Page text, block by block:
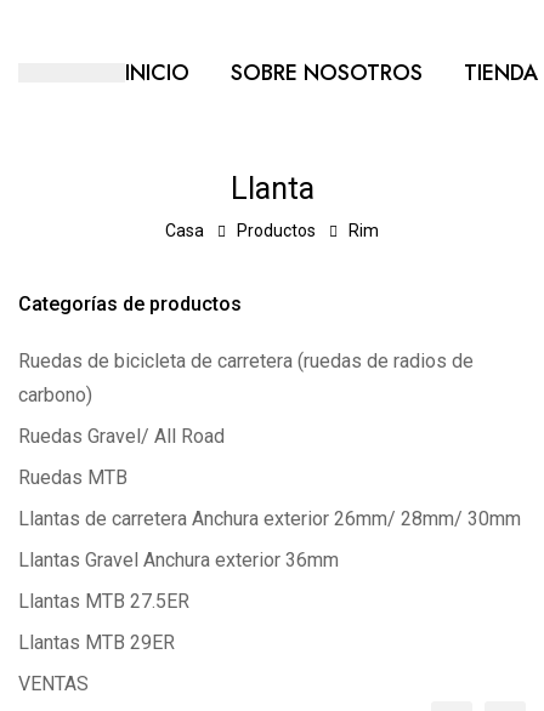
INICIO SOBRE NOSOTROS TIENDA
Llanta
Casa Productos Rim
Categorías de productos
Ruedas de bicicleta de carretera (ruedas de radios de
carbono)
Ruedas Gravel/ All Road
Ruedas MTB
Llantas de carretera Anchura exterior 26mm/ 28mm/ 30mm
Llantas Gravel Anchura exterior 36mm
Llantas MTB 27.5ER
Llantas MTB 29ER
VENTAS